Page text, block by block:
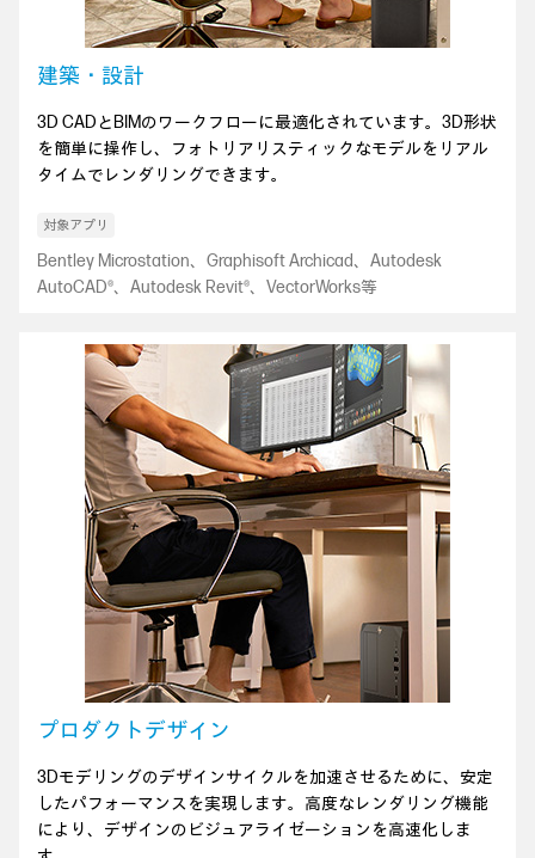
建築・設計
3D CADとBIMのワークフローに最適化されています。3D形状
を簡単に操作し、フォトリアリスティックなモデルをリアル
タイムでレンダリングできます。
Bentley Microstation、Graphisoft Archicad、Autodesk
AutoCAD®、Autodesk Revit®、VectorWorks等
プロダクトデザイン
3Dモデリングのデザインサイクルを加速させるために、安定
したパフォーマンスを実現します。高度なレンダリング機能
により、デザインのビジュアライゼーションを高速化しま